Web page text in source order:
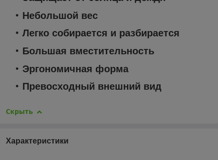
Небольшой вес
Легко собирается и разбирается
Большая вместительность
Эргономичная форма
Превосходный внешний вид
Скрыть
Характеристики